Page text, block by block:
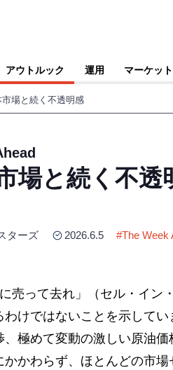
アウトルック 運用 マーケット
場と続く不透明感
場と続く不透
ターズ 2026.6.5 #The Week
売って去れ」（セル・イン
けではないことを示して
、極めて変動の激しい原油
かわらず、ほとんどの市場